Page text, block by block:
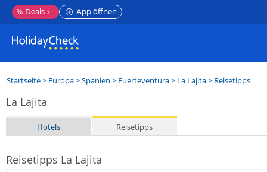
% Deals App öffnen
Startseite> Europa>Spanien > Fuerteventura> La Lajita> Reisetipps
La Lajita
Hotels Reisetipps
Reisetipps La Lajita